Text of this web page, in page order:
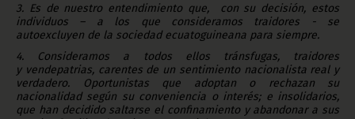
3. Es de nuestro entendimiento que, con su decisión, estos
individuos – a los que consideramos traidores - se
autoexcluyen de la sociedad ecuatoguineana para siempre.
4. Consideramos a todos ellos tránsfugas, traidores
y vendepatrias, carentes de un sentimiento nacionalista real y
verdadero. Oportunistas que adoptan o rechazan su
nacionalidad según su conveniencia o interés; e insolidarios,
que han decidido saltarse el confinamiento y abandonar a sus